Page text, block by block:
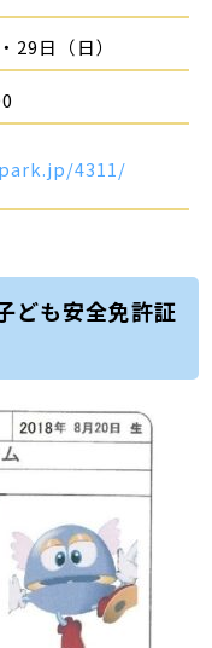
29日（日）
4311/
ども安全免許証